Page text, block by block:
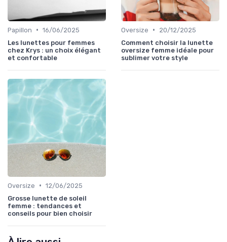
Papillon • 16/06/2025
Les lunettes pour femmes
chez Krys : un choix élégant
et confortable
Oversize •
20/12/2025
Comment choisir la lunette
oversize femme idéale pour
sublimer votre style
Oversize • 12/06/2025
Grosse lunette de soleil
femme : tendances et
conseils pour bien choisir